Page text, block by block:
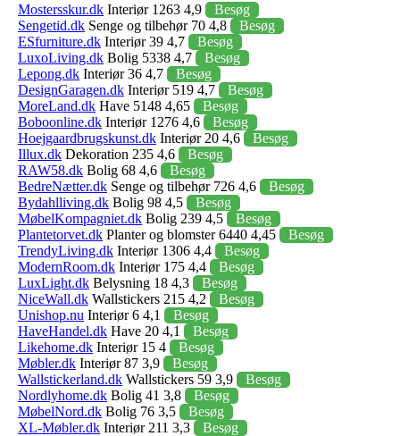
Mostersskur.dk Interiør 1263 4,9
Besøg
Sengetid.dk Senge og tilbehør 70 4,8
Besøg
ESfurniture.dk Interiør 39 4,7
Besøg
LuxoLiving.dk Bolig 5338 4,7
Besøg
Lepong.dk Interiør 36 4,7
Besøg
DesignGaragen.dk Interiør 519 4,7
Besøg
MoreLand.dk Have 5148 4,65
Besøg
Boboonline.dk Interiør 1276 4,6
Besøg
Hoejgaardbrugskunst.dk Interiør 20 4,6
Besøg
Illux.dk Dekoration 235 4,6
Besøg
RAW58.dk Bolig 68 4,6
Besøg
BedreNætter.dk Senge og tilbehør 726 4,6
Besøg
Bydahlliving.dk Bolig 98 4,5
Besøg
MøbelKompagniet.dk Bolig 239 4,5
Besøg
Plantetorvet.dk Planter og blomster 6440 4,45
Besøg
TrendyLiving.dk Interiør 1306 4,4
Besøg
ModernRoom.dk Interiør 175 4,4
Besøg
LuxLight.dk Belysning 18 4,3
Besøg
NiceWall.dk Wallstickers 215 4,2
Besøg
Unishop.nu Interiør 6 4,1
Besøg
HaveHandel.dk Have 20 4,1
Besøg
Likehome.dk Interiør 15 4
Besøg
Møbler.dk Interiør 87 3,9
Besøg
Wallstickerland.dk Wallstickers 59 3,9
Besøg
Nordlyhome.dk Bolig 41 3,8
Besøg
MøbelNord.dk Bolig 76 3,5
Besøg
XL-Møbler.dk Interiør 211 3,3
Besøg